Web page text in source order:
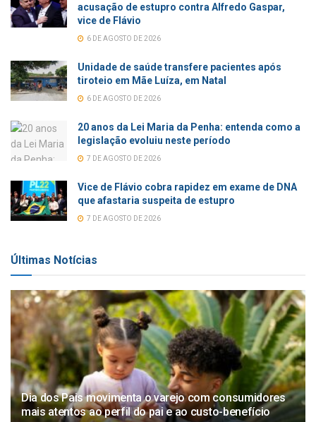
acusação de estupro contra Alfredo Gaspar,
vice de Flávio
6 DE AGOSTO DE 2026
Unidade de saúde transfere pacientes após
tiroteio em Mãe Luíza, em Natal
6 DE AGOSTO DE 2026
20 anos da Lei Maria da Penha: entenda como a
legislação evoluiu neste período
7 DE AGOSTO DE 2026
Vice de Flávio cobra rapidez em exame de DNA
que afastaria suspeita de estupro
7 DE AGOSTO DE 2026
Últimas Notícias
Dia dos Pais movimenta o varejo com consumidores
mais atentos ao perfil do pai e ao custo-benefício